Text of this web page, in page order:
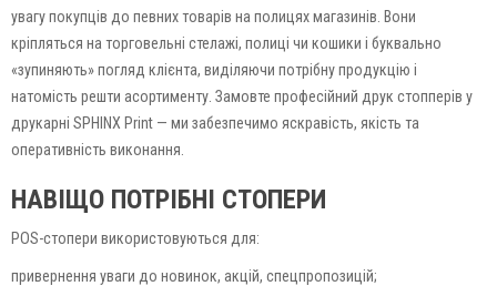
увагу покупців до певних товарів на полицях магазинів. Вони
кріпляться на торговельні стелажі, полиці чи кошики і буквально
«зупиняють» погляд клієнта, виділяючи потрібну продукцію і
натомість решти асортименту. Замовте професійний друк стопперів у
друкарні SPHINX Print — ми забезпечимо яскравість, якість та
оперативність виконання.
НАВІЩО ПОТРІБНІ СТОПЕРИ
POS-стопери використовуються для:
привернення уваги до новинок, акцій, спецпропозицій;